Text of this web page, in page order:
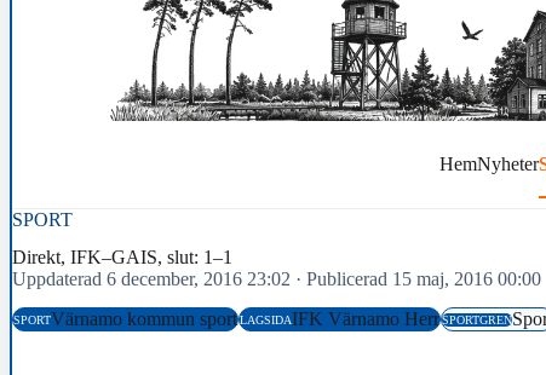
HemNyheter
SPORT
Direkt, IFK–GAIS, slut: 1–1
Uppdaterad 6 december, 2016 23:02 · Publicerad 15 maj, 2016 00:00
SPORTVärnamo kommun sportLAGSIDAIFK Värnamo HerrSPORTGREN